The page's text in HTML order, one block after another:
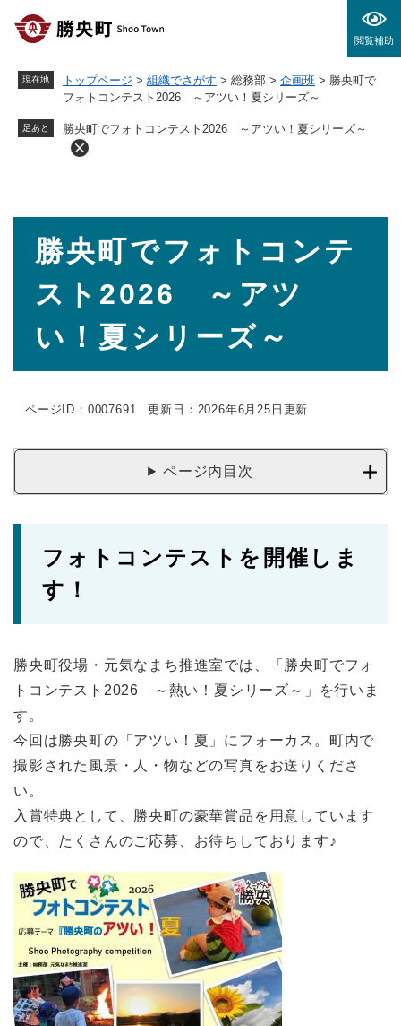
閲覧補助
現在地 トップページ > 組織でさがす > 総務部 > 企画班 > 勝央町で
フォトコンテスト2026 ～アツい！夏シリーズ～
足あと 勝央町でフォトコンテスト2026 ～アツい！夏シリーズ～
勝央町でフォトコンテ
スト2026 ～アツ
い！夏シリーズ～
ページID：0007691 更新日：2026年6月25日更新
ページ内目次
フォトコンテストを開催しま
す！
勝央町役場・元気なまち推進室では、「勝央町でフォ
トコンテスト2026 ～熱い！夏シリーズ～」を行いま
す。
今回は勝央町の「アツい！夏」にフォーカス。町内で
撮影された風景・人・物などの写真をお送りくださ
い。
入賞特典として、勝央町の豪華賞品を用意しています
ので、たくさんのご応募、お待ちしております♪